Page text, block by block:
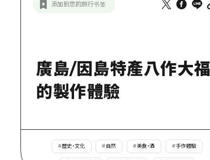
添加到您的旅行书签
廣島/因島特產八作大福
的製作體驗
#歷史・文化 #自然 #美食・酒 #手作體驗